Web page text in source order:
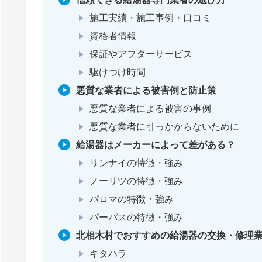
施工実績・施工事例・口コミ
資格者情報
保証やアフターサービス
駆けつけ時間
悪質な業者による被害例と防止策
悪質な業者による被害の事例
悪質な業者に引っかからないために
給湯器はメーカーによって差がある？
リンナイの特徴・強み
ノーリツの特徴・強み
パロマの特徴・強み
パーパスの特徴・強み
北相木村でおすすめの給湯器の交換・修理
キタハラ